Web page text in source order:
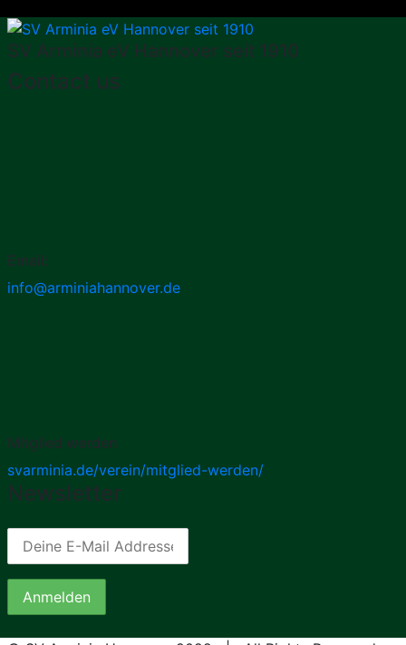
SV Arminia eV Hannover seit 1910
Contact us
Email:
info@arminiahannover.de
Mitglied werden
svarminia.de/verein/mitglied-werden/
Newsletter